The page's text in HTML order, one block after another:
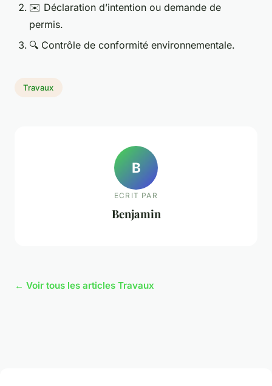
✉️ Déclaration d’intention ou demande de
permis.
🔍 Contrôle de conformité environnementale.
Travaux
B
ECRIT PAR
Benjamin
← Voir tous les articles Travaux